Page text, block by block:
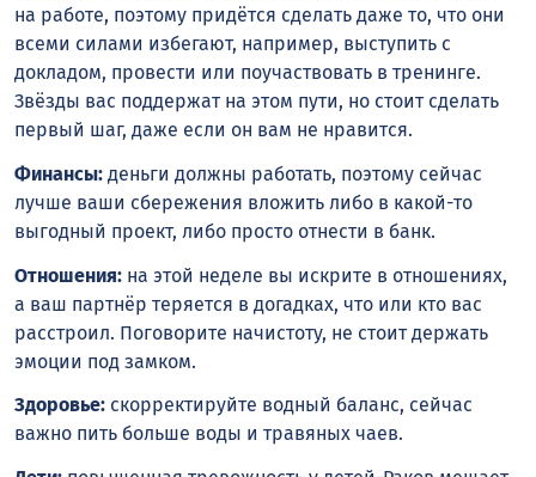
на работе, поэтому придётся сделать даже то, что они
всеми силами избегают, например, выступить с
докладом, провести или поучаствовать в тренинге.
Звёзды вас поддержат на этом пути, но стоит сделать
первый шаг, даже если он вам не нравится.
Финансы: деньги должны работать, поэтому сейчас
лучше ваши сбережения вложить либо в какой-то
выгодный проект, либо просто отнести в банк.
Отношения: на этой неделе вы искрите в отношениях,
а ваш партнёр теряется в догадках, что или кто вас
расстроил. Поговорите начистоту, не стоит держать
эмоции под замком.
Здоровье: скорректируйте водный баланс, сейчас
важно пить больше воды и травяных чаев.